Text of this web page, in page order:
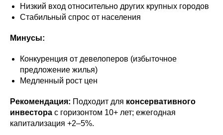
Низкий вход относительно других крупных городов
Стабильный спрос от населения
Минусы:
Конкуренция от девелоперов (избыточное
предложение жилья)
Медленный рост цен
Рекомендация: Подходит для консервативного
инвестора с горизонтом 10+ лет; ежегодная
капитализация +2–5%.